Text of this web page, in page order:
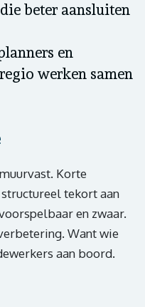
beter aansluiten
en
werken samen
Korte
tekort aan
en zwaar.
Want wie
aan boord.